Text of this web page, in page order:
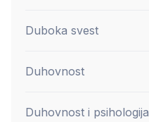
Duboka svest
Duhovnost
Duhovnost i psihologija